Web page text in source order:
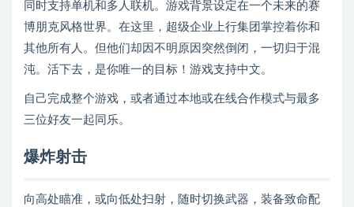
同时支持单机和多人联机。游戏背景设定在一个未来的赛
博朋克风格世界。在这里，超级企业上行集团掌控着你和
其他所有人。但他们却因不明原因突然倒闭，一切归于混
沌。活下去，是你唯一的目标！游戏支持中文。
自己完成整个游戏，或者通过本地或在线合作模式与最多
三位好友一起同乐。
爆炸射击
向高处瞄准，或向低处扫射，随时切换武器，装备致命配